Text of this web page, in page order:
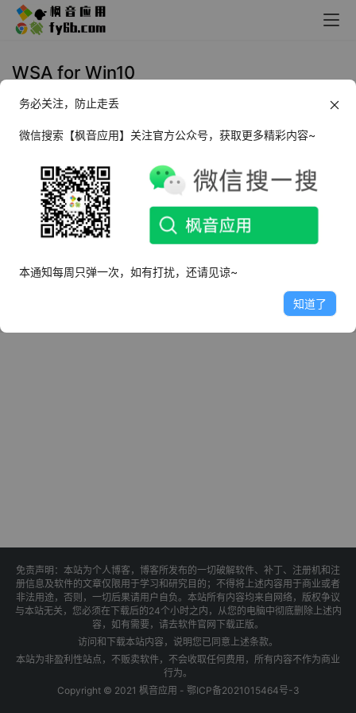
WSA for Win10
Windows WSA for Win10 安卓子
系统
2023年1月31日
免责声明：本站为个人博客，博客所发布的一切破解软件、补丁、注册机和注
册信息及软件的文章仅限用于学习和研究目的；不得将上述内容用于商业或者
非法用途，否则，一切后果请用户自负。本站所有内容均来自网络，版权争议
与本站无关，您必须在下载后的24个小时之内，从您的电脑中彻底删除上述内
容，如有需要，请去软件官网下载正版。
访问和下载本站内容，说明您已同意上述条款。
本站为非盈利性站点，不贩卖软件，不会收取任何费用，所有内容不作为商业
行为。
Copyright © 2021 枫音应用 - 鄂ICP备2021015464号-3
务必关注，防止走丢
微信搜索【枫音应用】关注官方公众号，获取更多精彩内容~
本通知每周只弹一次，如有打扰，还请见谅~
知道了